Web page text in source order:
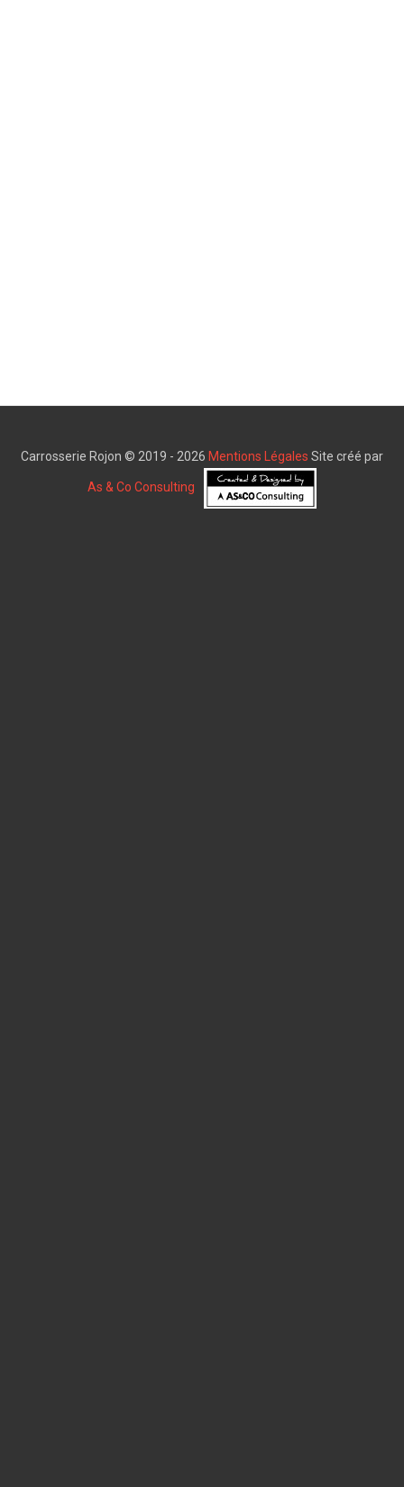
Carrosserie Rojon © 2019 - 2026 Mentions Légales Site créé par
As & Co Consulting